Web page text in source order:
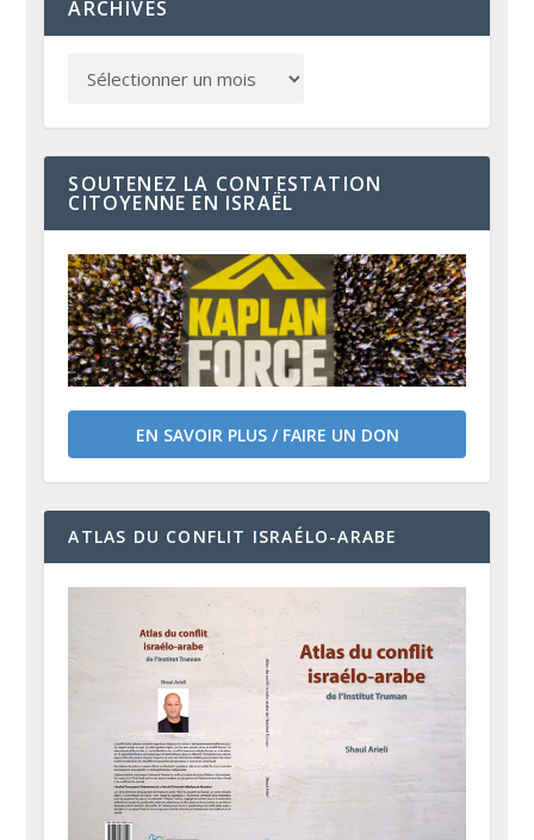
ARCHIVES
SOUTENEZ LA CONTESTATION
CITOYENNE EN ISRAËL
EN SAVOIR PLUS / FAIRE UN DON
ATLAS DU CONFLIT ISRAÉLO-ARABE